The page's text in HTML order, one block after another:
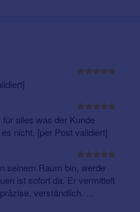
alles was der Kunde
nicht. [per Post validiert]
seinem Raum bin, werde
ist sofort da. Er vermittelt
verständlich. ...